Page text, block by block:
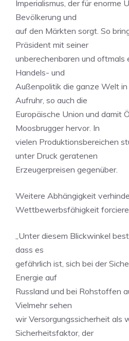
Imperialismus, der für enorme
Bevölkerung und
auf den Märkten sorgt. So
Präsident mit seiner
unberechenbaren und oftmals
Handels- und
Außenpolitik die ganze Welt in
Aufruhr, so auch die
Europäische Union und damit
Moosbrugger hervor. In
vielen Produktionsbereichen
unter Druck geratenen
Erzeugerpreisen gegenüber.
Weitere Abhängigkeit
Wettbewerbsfähigkeit
„Unter diesem Blickwinkel
dass es
gefährlich ist, sich bei der
Energie auf
Russland und bei Rohstoffen
Vielmehr sehen
wir Versorgungssicherheit als
Sicherheitsfaktor, der